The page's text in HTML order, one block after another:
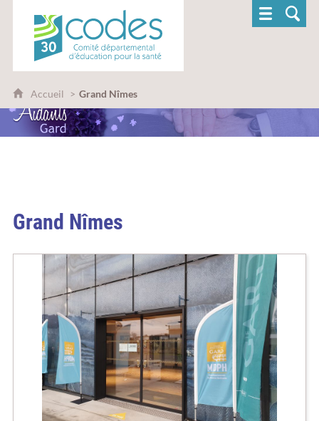
CoDES 30 - Comité départemental
Accueil Grand Nîmes
Grand Nîmes